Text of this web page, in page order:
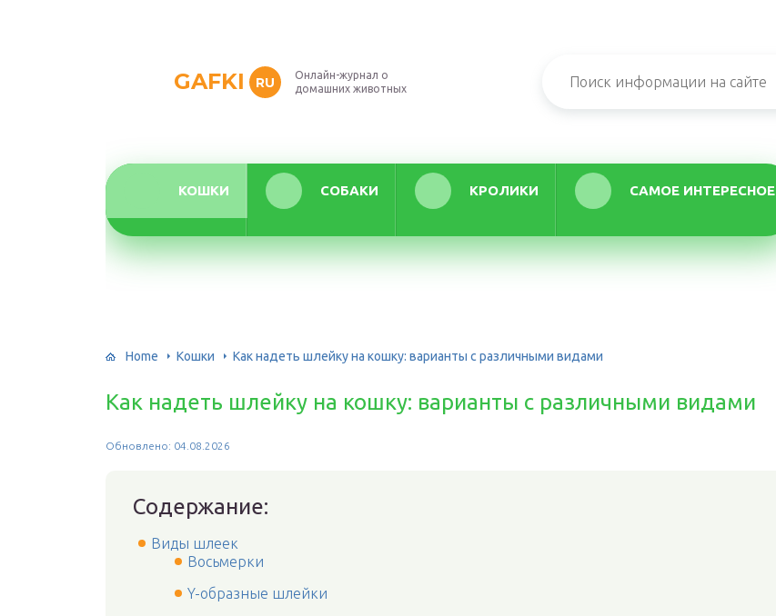
GAFKI RU
Онлайн-журнал о
домашних животных
КОШКИ СОБАКИ КРОЛИКИ САМОЕ ИНТЕРЕСНОЕ
Home Кошки Как надеть шлейку на кошку: варианты с различными видами
Как надеть шлейку на кошку: варианты с различными видами
Обновлено: 04.08.2026
Содержание:
Виды шлеек
Восьмерки
Y-образные шлейки